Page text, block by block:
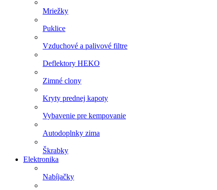
Mriežky
Puklice
Vzduchové a palivové filtre
Deflektory HEKO
Zimné clony
Kryty prednej kapoty
Vybavenie pre kempovanie
Autodoplnky zima
Škrabky
Elektronika
Nabíjačky